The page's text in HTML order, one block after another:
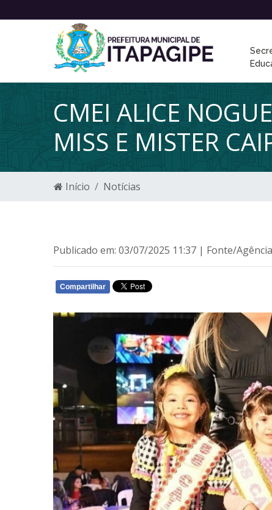
CMEI ALICE
MISS E MISTER
Início Notícias
Publicado em: 03/07/2025 11:37 | Fonte/
Compartilhar